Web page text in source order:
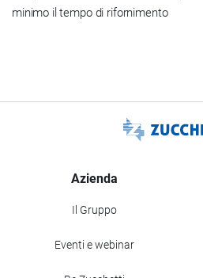
minimo il tempo di rifornimento
Azienda
Il Gruppo
Eventi e webinar